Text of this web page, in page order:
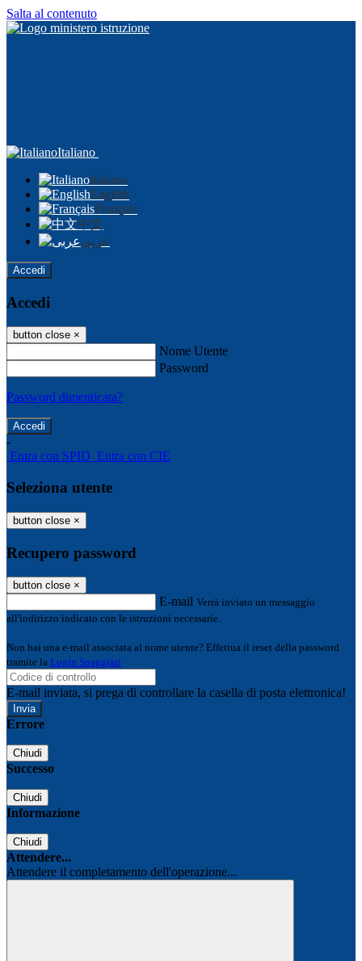
Salta al contenuto
Italiano
Italiano
English
Français
中文
عربى
Accedi
Accedi
button close ×
Nome Utente
Password
Password dimenticata?
-
Entra con SPID Entra con CIE
Seleziona utente
button close ×
Recupero password
button close ×
E-mail Verrà inviato un messaggio
all'indirizzo indicato con le istruzioni necessarie.
Non hai una e-mail associata al nome utente? Effettua il reset della password
tramite la Login Spaggiari
E-mail inviata, si prega di controllare la casella di posta elettronica!
Errore
Chiudi
Successo
Chiudi
Informazione
Chiudi
Attendere...
Attendere il completamento dell'operazione...